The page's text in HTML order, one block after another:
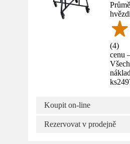
(4)
cenu
ks
Koupit on-line
Rezervovat v prodejně